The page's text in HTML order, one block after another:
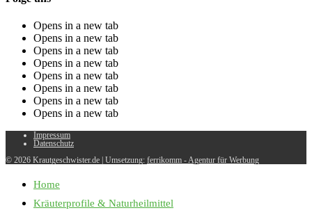
Opens in a new tab
Opens in a new tab
Opens in a new tab
Opens in a new tab
Opens in a new tab
Opens in a new tab
Opens in a new tab
Opens in a new tab
Impressum
Datenschutz
© 2026 Krautgeschwister.de Umsetzung: ferrikomm - Agentur für Werbung
Home
Kräuterprofile & Naturheilmittel